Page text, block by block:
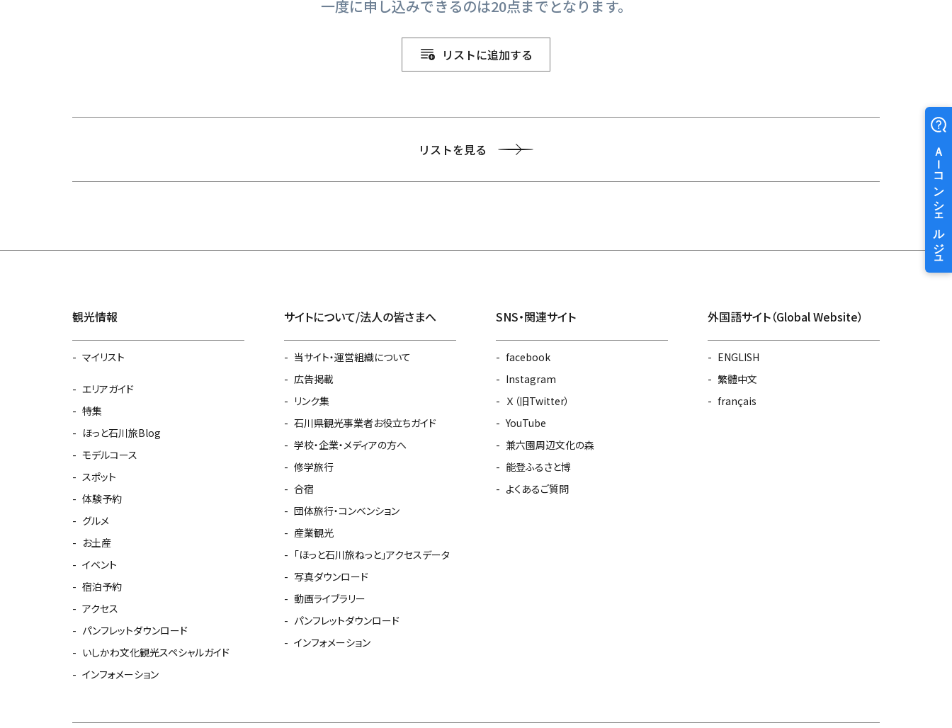
一度に申し込みできるのは20点までとなります。
リストに追加する
リストを見る
観光情報
マイリスト
エリアガイド
特集
ほっと石川旅Blog
モデルコース
スポット
体験予約
グルメ
お土産
イベント
宿泊予約
アクセス
パンフレットダウンロード
いしかわ文化観光スペシャルガイド
インフォメーション
サイトについて/法人の皆さまへ
当サイト・運営組織について
広告掲載
リンク集
石川県観光事業者お役立ちガイド
学校・企業・メディアの方へ
修学旅行
合宿
団体旅行・コンベンション
産業観光
「ほっと石川旅ねっと」アクセスデータ
写真ダウンロード
動画ライブラリー
パンフレットダウンロード
インフォメーション
SNS・関連サイト
facebook
Instagram
Ｘ（旧Twitter）
YouTube
兼六園周辺文化の森
能登ふるさと博
よくあるご質問
外国語サイト（Global Website）
ENGLISH
繁體中文
français